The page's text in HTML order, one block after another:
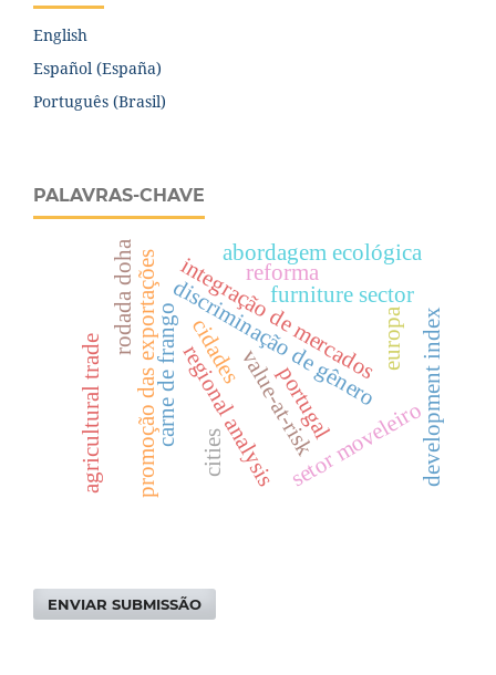
English
Español (España)
Português (Brasil)
PALAVRAS-CHAVE
discriminação de gênero
promoção das exportaçõesregional analysis
carne de frangointegração de mercados
furniture sector
setor moveleiro
abordagem ecológica
cidades
cities value-at-risk development index
rodada doha
agricultural trade europa
portugal
reforma
ENVIAR SUBMISSÃO